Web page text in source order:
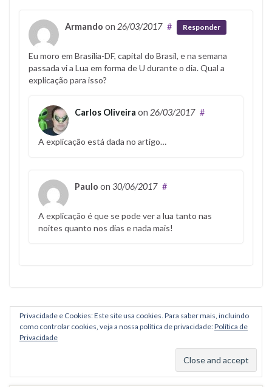
Armando on 26/03/2017 # Responder
Eu moro em Brasília-DF, capital do Brasil, e na semana
passada vi a Lua em forma de U durante o dia. Qual a
explicação para isso?
Carlos Oliveira on 26/03/2017 #
A explicação está dada no artigo…
Paulo on 30/06/2017 #
A explicação é que se pode ver a lua tanto nas
noites quanto nos dias e nada mais!
« Prev 2
Privacidade e Cookies: Este site usa cookies. Para saber mais, incluindo
como controlar cookies, veja a nossa política de privacidade:Política de
Privacidade